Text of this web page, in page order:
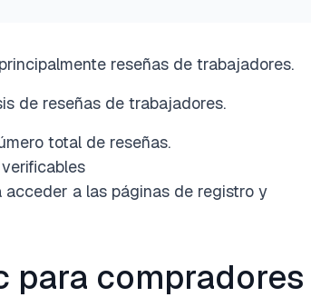
reseñas de trabajadores.
de reseñas de trabajadores.
total de reseñas.
acceder a las páginas de registro y
para compradores